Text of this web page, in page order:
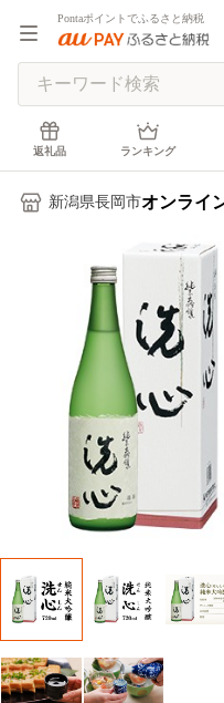
Pontaポイントでふるさと納税
返礼品 ランキング
新潟県長岡市オンライ